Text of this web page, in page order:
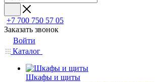
+7 700 750 57 05
Заказать звонок
Войти
Каталог
Шкафы и щиты